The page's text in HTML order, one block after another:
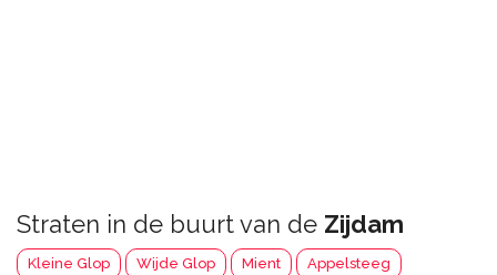
Straten in de buurt van de Zijdam
Kleine Glop Wijde Glop Mient Appelsteeg